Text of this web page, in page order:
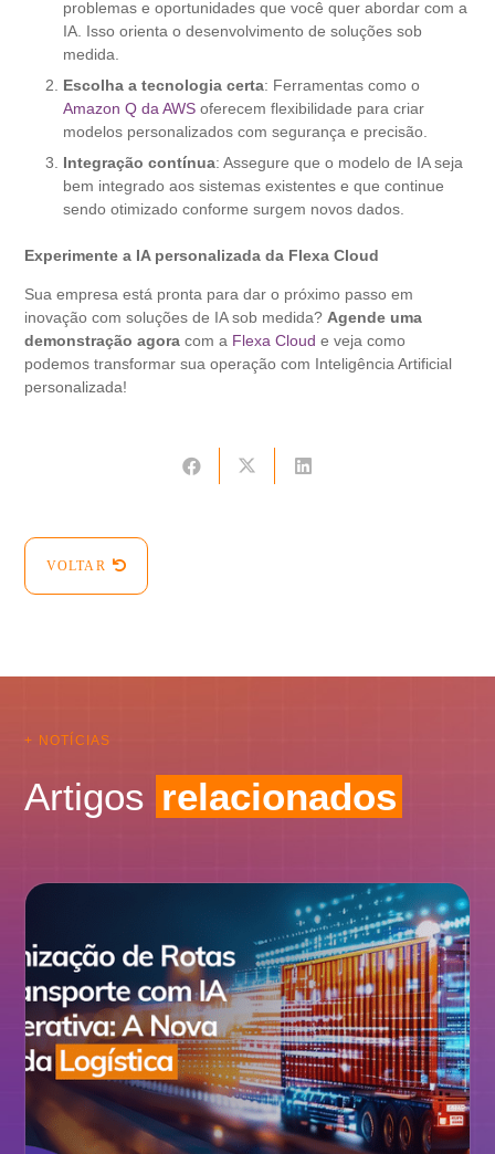
problemas e oportunidades que você quer abordar com a
IA. Isso orienta o desenvolvimento de soluções sob
medida.
Escolha a tecnologia certa: Ferramentas como o
Amazon Q da AWS oferecem flexibilidade para criar
modelos personalizados com segurança e precisão.
Integração contínua: Assegure que o modelo de IA seja
bem integrado aos sistemas existentes e que continue
sendo otimizado conforme surgem novos dados.
Experimente a IA personalizada da Flexa Cloud
Sua empresa está pronta para dar o próximo passo em
inovação com soluções de IA sob medida? Agende uma
demonstração agora com a Flexa Cloud e veja como
podemos transformar sua operação com Inteligência Artificial
personalizada!
VOLTAR
+ NOTÍCIAS
Artigos relacionados